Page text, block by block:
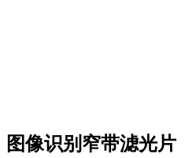
图像识别窄带滤光片